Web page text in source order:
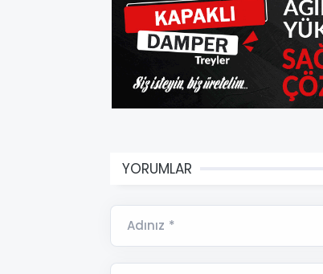
YORUMLAR
Adınız *